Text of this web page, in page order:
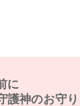
に
神のお守り